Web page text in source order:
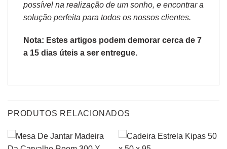
possível na realização de um sonho, e encontrar a
solução perfeita para todos os nossos clientes.
Nota: Estes artigos podem demorar cerca de 7
a 15 dias úteis a ser entregue.
PRODUTOS RELACIONADOS